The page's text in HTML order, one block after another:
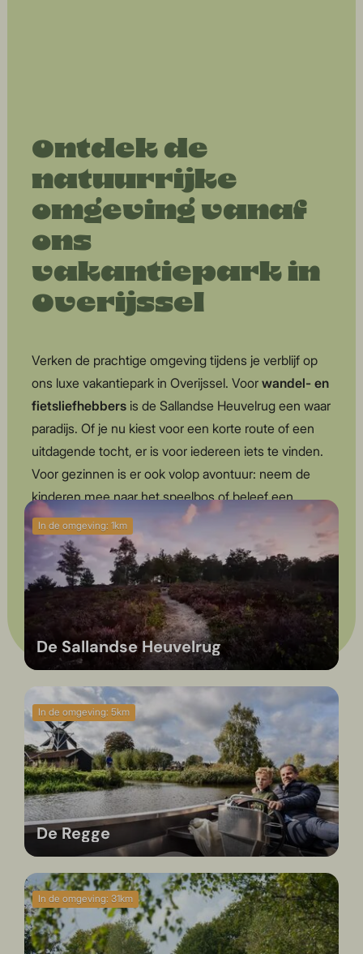
Ontdek de
natuurrijke
omgeving vanaf
ons
vakantiepark in
Overijssel
Verken de prachtige omgeving tijdens je verblijf op
ons luxe vakantiepark in Overijssel. Voor wandel- en
fietsliefhebbers is de Sallandse Heuvelrug een waar
paradijs. Of je nu kiest voor een korte route of een
uitdagende tocht, er is voor iedereen iets te vinden.
Voor gezinnen is er ook volop avontuur: neem de
kinderen mee naar het speelbos of beleef een
spannende dag in Avonturenpark
Hellendoorn
. Zin in
een dag op het water? Vaar over de Regge met een
fluisterbootje, kano of ga suppen. Vergeet niet je
hengel mee te nemen, want de Regge is ook ideaal
om te vissen!
In de omgeving: 1km
De Sallandse Heuvelrug
In de omgeving: 5km
De Regge
In de omgeving: 31km